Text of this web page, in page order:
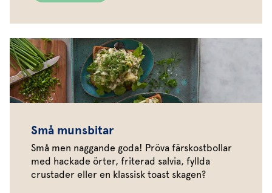
Små munsbitar
Små men naggande goda! Pröva färskostbollar
med hackade örter, friterad salvia, fyllda
crustader eller en klassisk toast skagen?